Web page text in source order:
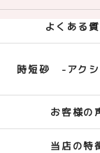
よくある
時短砂 -アク
お客様の
当店の特